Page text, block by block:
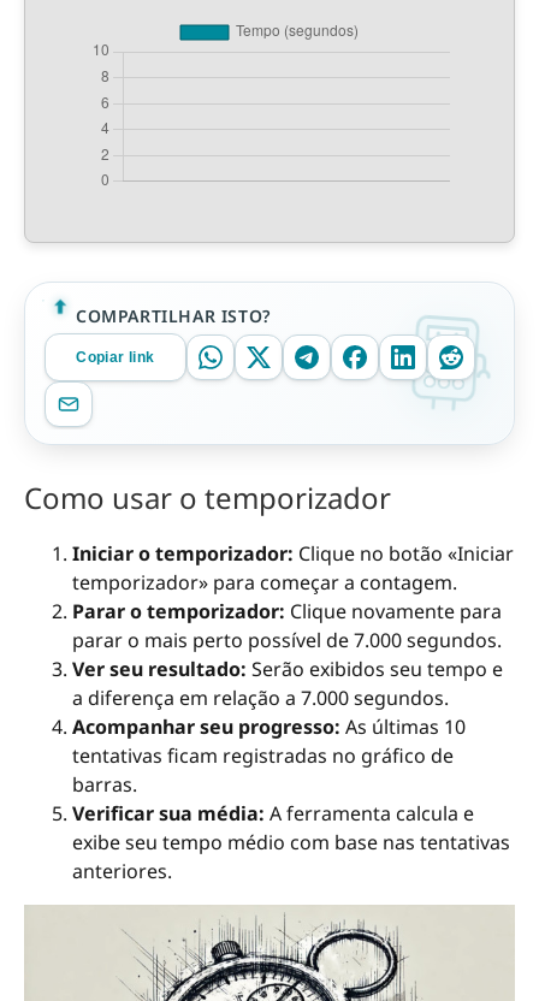
COMPARTILHAR ISTO?
Copiar link
Como usar o temporizador
Iniciar o temporizador: Clique no botão «Iniciar
temporizador» para começar a contagem.
Parar o temporizador: Clique novamente para
parar o mais perto possível de 7.000 segundos.
Ver seu resultado: Serão exibidos seu tempo e
a diferença em relação a 7.000 segundos.
Acompanhar seu progresso: As últimas 10
tentativas ficam registradas no gráfico de
barras.
Verificar sua média: A ferramenta calcula e
exibe seu tempo médio com base nas tentativas
anteriores.